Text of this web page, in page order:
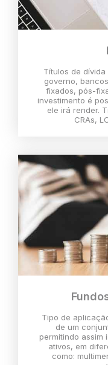
Títulos de
governo,
fixados, pós-
investimento é
ele irá render.
CRAs,
Tipo de
de um
permitindo assim
ativos, em
como: